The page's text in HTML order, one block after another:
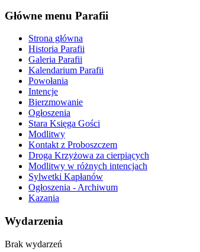
Główne menu Parafii
Strona główna
Historia Parafii
Galeria Parafii
Kalendarium Parafii
Powołania
Intencje
Bierzmowanie
Ogłoszenia
Stara Księga Gości
Modlitwy
Kontakt z Proboszczem
Droga Krzyżowa za cierpiących
Modlitwy w różnych intencjach
Sylwetki Kapłanów
Ogłoszenia - Archiwum
Kazania
Wydarzenia
Brak wydarzeń